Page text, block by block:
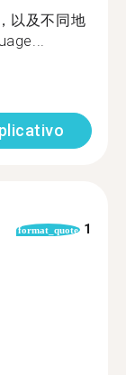
以及不同地
format_quote 1